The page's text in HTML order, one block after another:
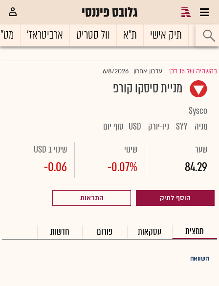
גלובס פיננסי
ראשי תיק אישי ת"א וול סטריט ארביטראז'
בהשהיה של 15 דק' |עדכון אחרון 6/8/2026
מניית סיסקו קורפ
Sysco
מניה SYY ניו-יורק USD סוף יום
שער
84.29
שינוי
-0.07%
שינוי ב USD
-0.06
הוסף לתיק התראות
תמצית עסקאות פורום חדשות
השוואה